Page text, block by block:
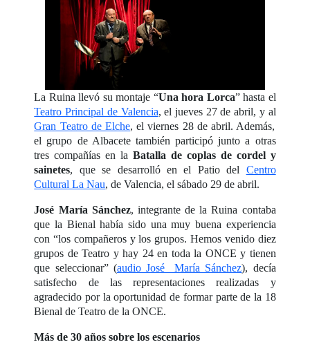
La Ruina llevó su montaje “Una hora Lorca” hasta el
Teatro Principal de Valencia, el jueves 27 de abril, y al
Gran Teatro de Elche, el viernes 28 de abril. Además,
el grupo de Albacete también participó junto a otras
tres compañías en laBatalla de coplas de cordel y
sainetes, que se desarrolló en el Patio del Centro
Cultural La Nau, de Valencia, el sábado 29 de abril.
José María Sánchez, integrante de la Ruina contaba
que la Bienal había sido una muy buena experiencia
con “los compañeros y los grupos. Hemos venido diez
grupos de Teatro y hay 24 en toda la ONCE y tienen
que seleccionar” (audio José María Sánchez), decía
satisfecho de las representaciones realizadas y
agradecido por la oportunidad de formar parte de la 18
Bienal de Teatro de la ONCE.
Más de 30 años sobre los escenarios